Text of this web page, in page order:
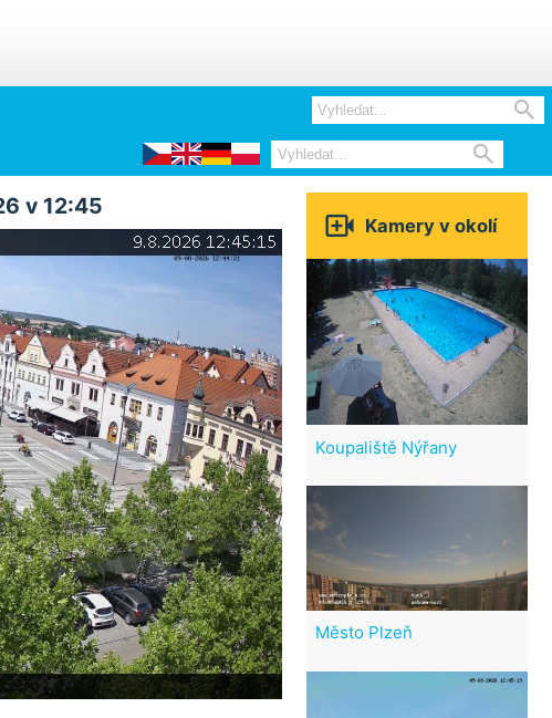


v 12:45  Kamery v okolí
Koupaliště Nýřany
Město Plzeň